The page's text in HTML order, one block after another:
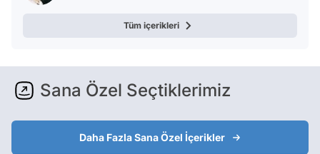
Tüm içerikleri
Sana Özel Seçtiklerimiz
Daha Fazla Sana Özel İçerikler